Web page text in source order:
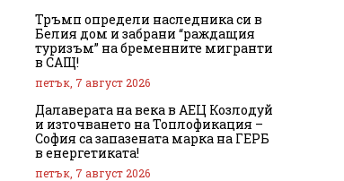
Тръмп определи наследника си в
Белия дом и забрани “раждащия
туризъм” на бременните мигранти
в САЩ!
петък, 7 август 2026
Далаверата на века в АЕЦ Козлодуй
и източването на Топлофикация –
София са запазената марка на ГЕРБ
в енергетиката!
петък, 7 август 2026